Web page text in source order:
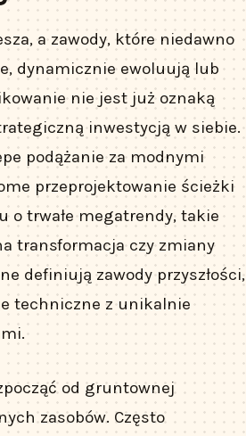
a zawody, które niedawno
dynamicznie ewoluują lub
nie jest już oznaką
inwestycją w siebie.
podążanie za modnymi
przeprojektowanie ścieżki
o trwałe megatrendy, takie
transformacja czy zmiany
definiują zawody przyszłości,
techniczne z unikalnie
od gruntownej
zasobów. Często